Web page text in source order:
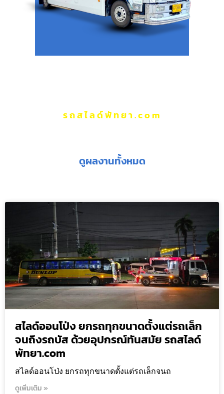
รถสไลด์พัทยา.com
ดูผลงานทั้งหมด
สไลด์ออนโป่ง ยกรถทุกขนาดตั้งแต่รถเล็ก
จนถึงรถบัส ด้วยอุปกรณ์ทันสมัย รถสไลด์
พัทยา.com
สไลด์ออนโป่ง ยกรถทุกขนาดตั้งแต่รถเล็กจนถ
ดูเพิ่มเติม »